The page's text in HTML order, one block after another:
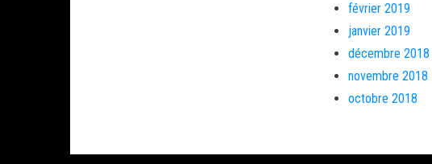
février 2019
janvier 2019
décembre 2018
novembre 2018
octobre 2018